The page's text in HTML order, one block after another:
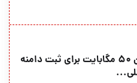
هاست رایگان ۵۰ مگابایت برای ثبت دامنه